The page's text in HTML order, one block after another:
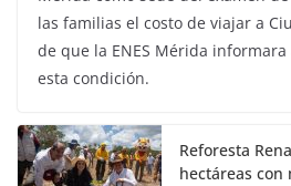
las familias el costo de viajar a
de que la ENES Mérida
esta condición.
Reforesta
hectáreas con